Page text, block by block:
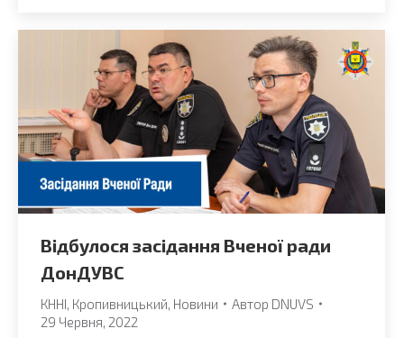
Відбулося засідання Вченої ради
ДонДУВС
КННІ Кропивницький Новини Автор DNUVS
29 Червня, 2022